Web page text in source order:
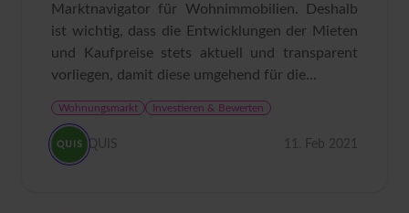
Marktnavigator für Wohnimmobilien. Deshalb
ist wichtig, dass die Entwicklungen der Mieten
und Kaufpreise stets aktuell und transparent
vorliegen, damit diese umgehend für die...
Wohnungsmarkt Investieren & Bewerten
QUIS 11. Feb 2021